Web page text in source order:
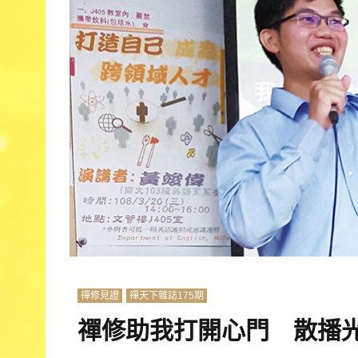
禪修見證 禪天下雜誌175期
禪修助我打開心門 散播